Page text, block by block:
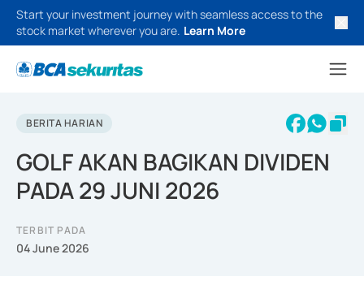
Start your investment journey with seamless access to the
stock market wherever you are. Learn More
BERITA HARIAN
GOLF AKAN BAGIKAN DIVIDEN
PADA 29 JUNI 2026
TERBIT PADA
04 June 2026